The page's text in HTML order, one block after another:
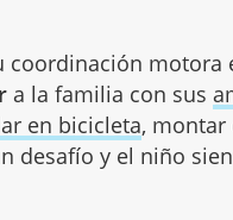
coordinación motora
a la familia con sus
en bicicleta, montar
desafío y el niño